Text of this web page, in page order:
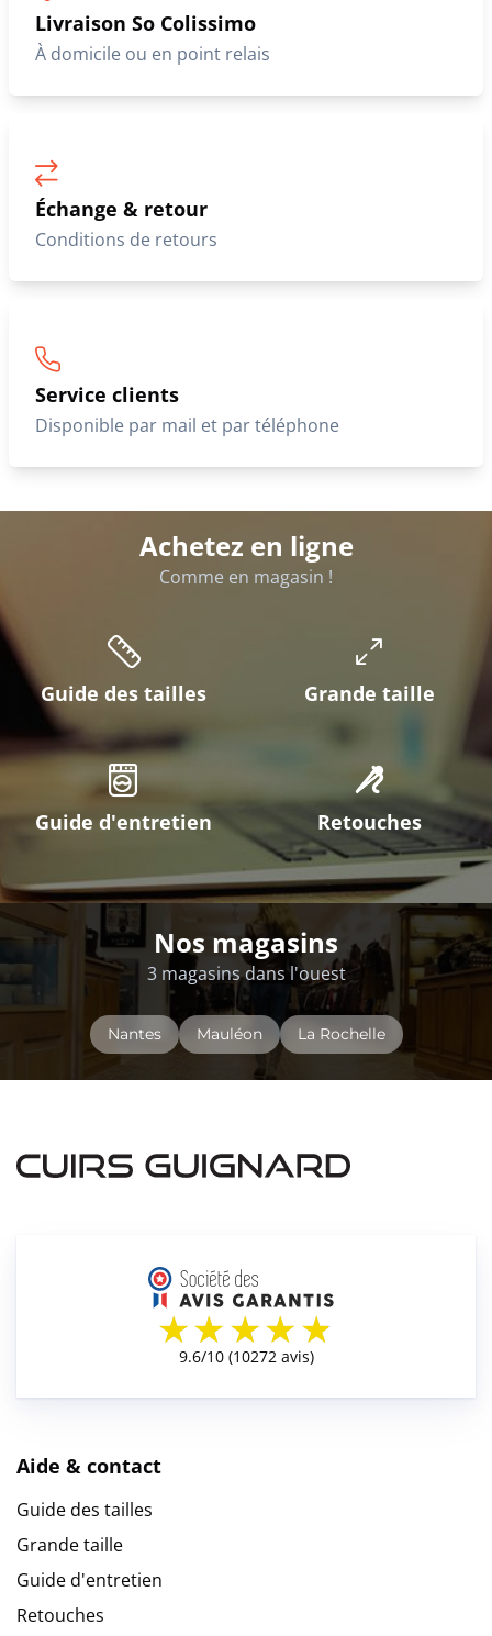
Livraison So Colissimo
À domicile ou en point relais
Échange & retour
Conditions de retours
Service clients
Disponible par mail et par téléphone
Achetez en ligne
Comme en magasin !
Guide des tailles Grande taille
Guide d'entretien Retouches
Nos magasins
3 magasins dans l'ouest
Nantes Mauléon La Rochelle
Aide & contact
Guide des tailles
Grande taille
Guide d'entretien
Retouches